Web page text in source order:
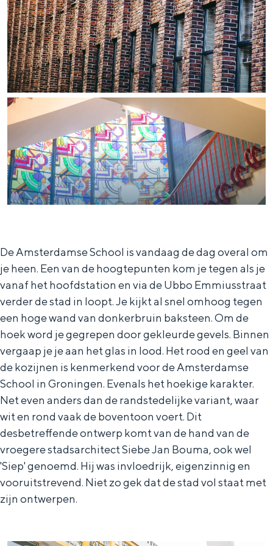
Met kinderen
Theater, muziek en musea
REISIDEEËN
Een week in Stad en Ommeland
Een dag op pad in Groningen stad
Dagtripjes zonder auto
De rijkdom van Groningen is haar
veranderlijke landschap. Binen een mum
van tijd sta je vanuit de stad aan de
Waddenzee, midden in het groen of bij
een schattig wierdedorp.
Lunchen in de stad
Naar het museum
S
e
l
c
nln
l
Nederlands
G
G
e
De Amsterdamse School is vandaag de dag overal om
je heen. Een van de hoogtepunten kom je tegen als je
vanaf het hoofdstation en via de Ubbo Emmiusstraat
verder de stad in loopt. Je kijkt al snel omhoog tegen
een hoge wand van donkerbruin baksteen. Om de
hoek word je gegrepen door gekleurde gevels. Binnen
vergaap je je aan het glas in lood. Het rood en geel van
de kozijnen is kenmerkend voor de Amsterdamse
School in Groningen. Evenals het hoekige karakter.
Net even anders dan de randstedelijke variant, waar
wit en rond vaak de boventoon voert. Dit
desbetreffende ontwerp komt van de hand van de
vroegere stadsarchitect Siebe Jan Bouma, ook wel
'Siep' genoemd. Hij was invloedrijk, eigenzinnig en
vooruitstrevend. Niet zo gek dat de stad vol staat met
zijn ontwerpen.